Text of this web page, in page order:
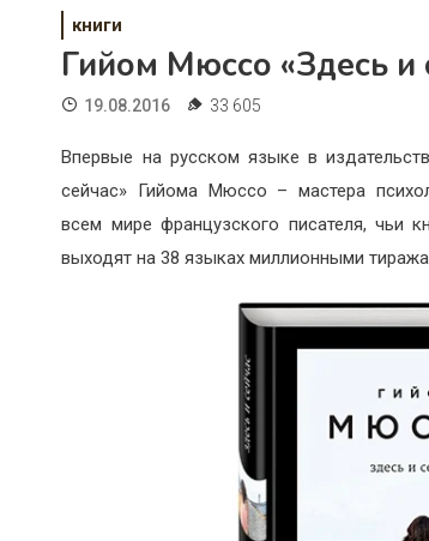
книги
Гийом Мюссо «Здесь и
19.08.2016 33 605
Впервые на русском языке в
сейчас» Гийома Мюссо – мастера
всем мире французского писателя, чьи
выходят на 38 языках миллионными